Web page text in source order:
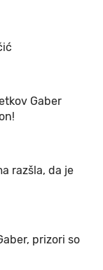
Gaber
razšla, da je
prizori so